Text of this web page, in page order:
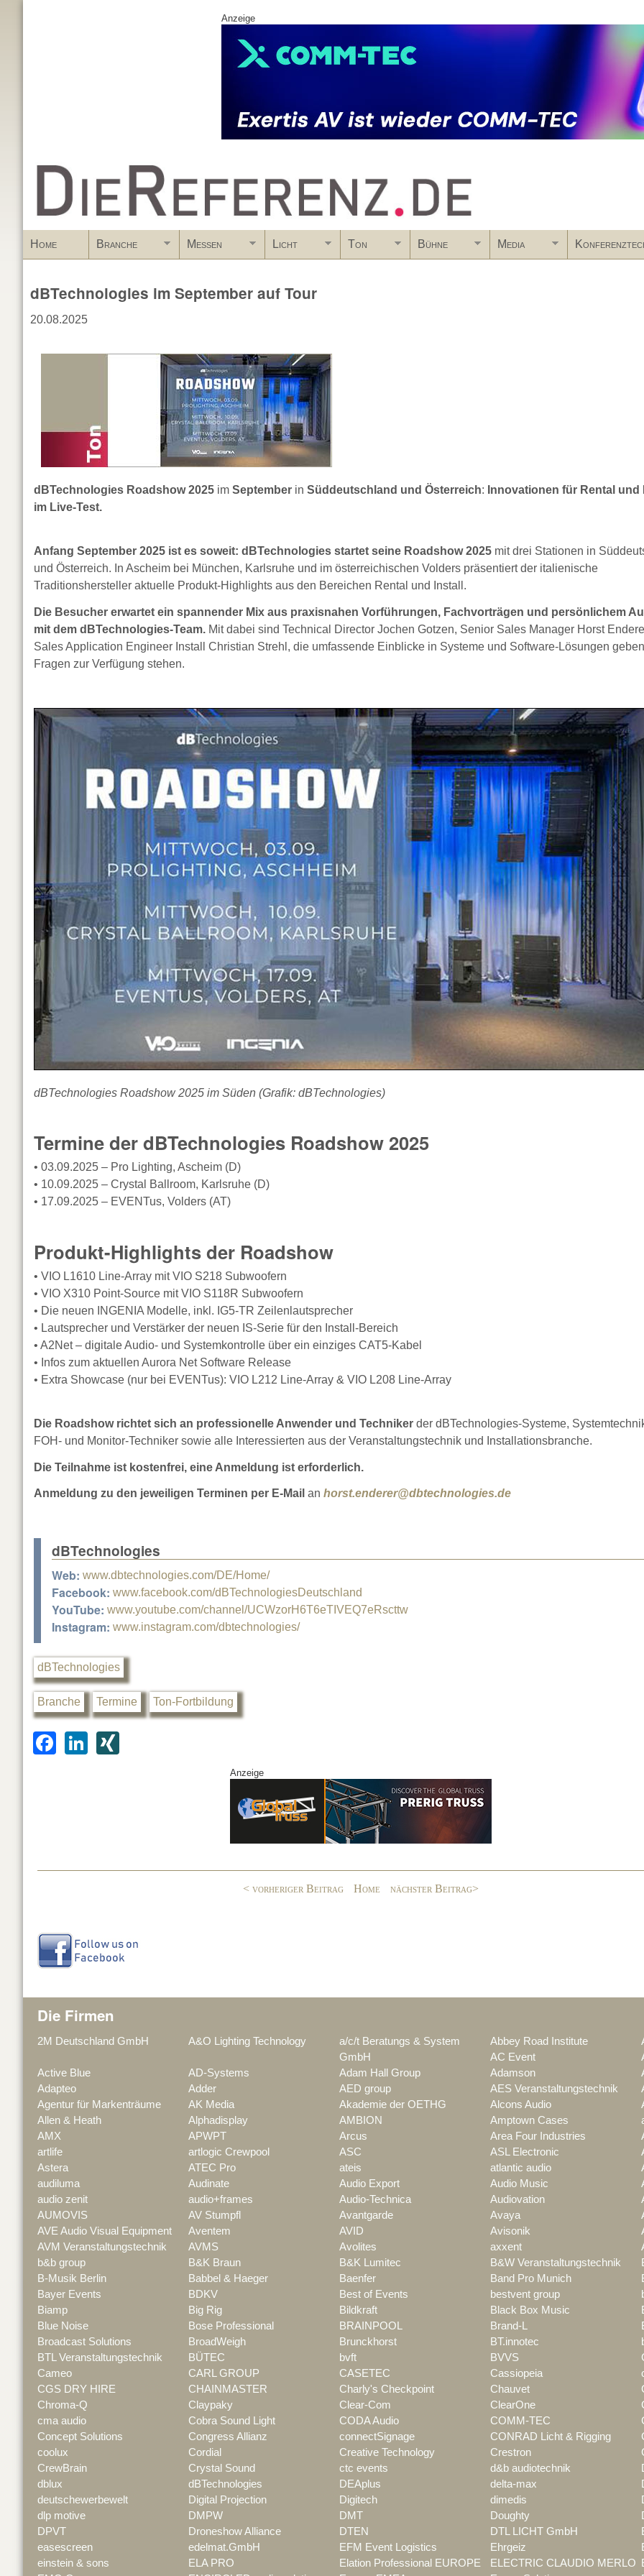
Anzeige
www.DieReferenz.de
Home Branche Messen Licht Ton Bühne Media
dBTechnologies im September auf Tour
20.08.2025
dBTechnologies Roadshow 2025 im September in Süddeutschland und Österreich: Innovationen für Rental und
im Live-Test.
Anfang September 2025 ist es soweit: dBTechnologies startet seine Roadshow 2025 mit drei Stationen in
und Österreich. In Ascheim bei München, Karlsruhe und im österreichischen Volders präsentiert der italienische
Traditionshersteller aktuelle Produkt-Highlights aus den Bereichen Rental und Install.
Die Besucher erwartet ein spannender Mix aus praxisnahen Vorführungen, Fachvorträgen und persönlichem
mit dem dBTechnologies-Team. Mit dabei sind Technical Director Jochen Gotzen, Senior Sales Manager Horst
Sales Application Engineer Install Christian Strehl, die umfassende Einblicke in Systeme und Software-Lösungen
Fragen zur Verfügung stehen.
dBTechnologies Roadshow 2025 im Süden (Grafik: dBTechnologies)
Termine der dBTechnologies Roadshow 2025
• 03.09.2025 – Pro Lighting, Ascheim (D)
• 10.09.2025 – Crystal Ballroom, Karlsruhe (D)
• 17.09.2025 – EVENTus, Volders (AT)
Produkt-Highlights der Roadshow
• VIO L1610 Line-Array mit VIO S218 Subwoofern
• VIO X310 Point-Source mit VIO S118R Subwoofern
• Die neuen INGENIA Modelle, inkl. IG5-TR Zeilenlautsprecher
• Lautsprecher und Verstärker der neuen IS-Serie für den Install-Bereich
• A2Net – digitale Audio- und Systemkontrolle über ein einziges CAT5-Kabel
• Infos zum aktuellen Aurora Net Software Release
• Extra Showcase (nur bei EVENTus): VIO L212 Line-Array & VIO L208 Line-Array
Die Roadshow richtet sich an professionelle Anwender und Techniker der dBTechnologies-Systeme,
FOH- und Monitor-Techniker sowie alle Interessierten aus der Veranstaltungstechnik und Installationsbranche.
Die Teilnahme ist kostenfrei, eine Anmeldung ist erforderlich.
Anmeldung zu den jeweiligen Terminen per E-Mail an horst.enderer@dbtechnologies.de
dBTechnologies
Web: www.dbtechnologies.com/DE/Home/
Facebook: www.facebook.com/dBTechnologiesDeutschland
YouTube: www.youtube.com/channel/UCWzorH6T6eTIVEQ7eRscttw
Instagram: www.instagram.com/dbtechnologies/
dBTechnologies
Branche Termine Ton-Fortbildung
F
o
Li
Anzeige
< vorheriger Beitrag Home nächster Beitrag>
Die Firmen
2M Deutschland GmbH A&O Lighting Technology
a/c/t Beratungs & System
GmbH
Abbey Road Institute
AC Event
Active Blue
AD-Systems Adam Hall Group Adamson
Adapteo
Adder AED group AES Veranstaltungstechnik
Agentur für Markenträume
AK Media Akademie der OETHG Alcons Audio
Allen & Heath
Alphadisplay AMBION Amptown Cases
AMX
APWPT Arcus Area Four Industries
artlife
artlogic Crewpool ASC ASL Electronic
Astera
ATEC Pro ateis atlantic audio
audiluma
Audinate Audio Export Audio Music
audio zenit
audio+frames Audio-Technica Audiovation
AUMOVIS
AV Stumpfl Avantgarde Avaya
AVE Audio Visual Equipment
Aventem AVID Avisonik
AVM Veranstaltungstechnik
AVMS Avolites axxent
b&b group
B&K Braun B&K Lumitec B&W Veranstaltungstechnik
B-Musik Berlin
Babbel & Haeger Baenfer Band Pro Munich
Bayer Events
BDKV Best of Events bestvent group
Biamp
Big Rig Bildkraft Black Box Music
Blue Noise
Bose Professional BRAINPOOL Brand-L
Broadcast Solutions
BroadWeigh Brunckhorst BT.innotec
BTL Veranstaltungstechnik
BÜTEC bvft BVVS
Cameo
CARL GROUP CASETEC Cassiopeia
CGS DRY HIRE
CHAINMASTER Charly's Checkpoint Chauvet
Chroma-Q
Claypaky Clear-Com ClearOne
cma audio
Cobra Sound Light CODA Audio COMM-TEC
Concept Solutions
Congress Allianz connectSignage CONRAD Licht & Rigging
coolux
Cordial Creative Technology Crestron
CrewBrain
Crystal Sound ctc events d&b audiotechnik
dblux
dBTechnologies DEAplus delta-max
deutschewerbewelt
Digital Projection Digitech dimedis
dlp motive
DMPW DMT Doughty
DPVT
Droneshow Alliance DTEN DTL LICHT GmbH
easescreen
edelmat.GmbH EFM Event Logistics Ehrgeiz
einstein & sons
ELA PRO Elation Professional EUROPE ELECTRIC CLAUDIO MERLO